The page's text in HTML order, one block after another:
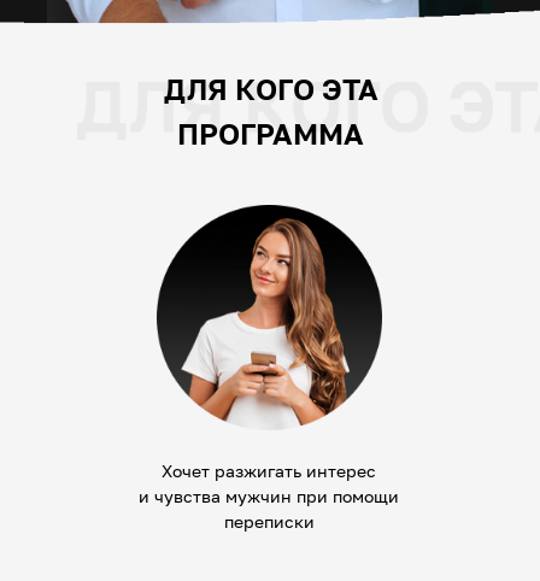
ДЛЯ КОГО ЭТА
ПРОГРАММА
Хочет разжигать интерес
и чувства мужчин при помощи
переписки